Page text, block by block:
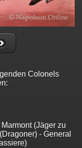
Colonels
(Jäger zu
- General